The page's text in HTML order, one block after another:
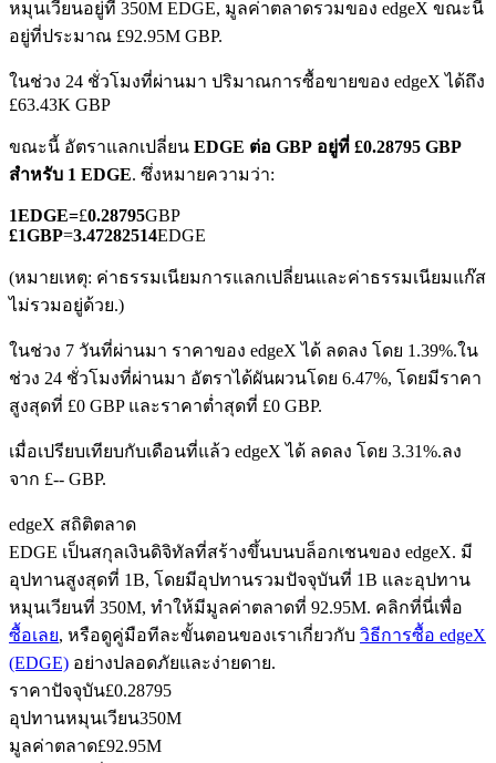
ฟิวเจอร์สสกุลเงินดิจิทัล
TradFi
อนุพันธ์ของหุ้น ฟอเร็กซ์ โลหะมีค่า และสินค้าโภคภัณฑ์
ฟิวเจอร์ส USDC
ฟิวเจอร์สที่ใช้ USDC เป็นหลักประกัน
คัดลอกการซื้อขาย
เข้าร่วมกับเทรดเดอร์ชั้นนำ
หมุนเวียนอยู่ที่ 350M EDGE, มูลค่าตลาดรวมของ edgeX ขณะนี้
อยู่ที่ประมาณ £92.95M GBP.
ในช่วง 24 ชั่วโมงที่ผ่านมา ปริมาณการซื้อขายของ edgeX ได้ถึง
£63.43K GBP
ขณะนี้ อัตราแลกเปลี่ยน EDGE ต่อ GBP อยู่ที่ £0.28795 GBP
สำหรับ 1 EDGE. ซึ่งหมายความว่า:
1EDGE=£0.28795GBP
£1GBP=3.47282514EDGE
(หมายเหตุ: ค่าธรรมเนียมการแลกเปลี่ยนและค่าธรรมเนียมแก๊ส
ไม่รวมอยู่ด้วย.)
ในช่วง 7 วันที่ผ่านมา ราคาของ edgeX ได้ ลดลง โดย 1.39%.ใน
ช่วง 24 ชั่วโมงที่ผ่านมา อัตราได้ผันผวนโดย 6.47%, โดยมีราคา
สูงสุดที่ £0 GBP และราคาต่ำสุดที่ £0 GBP.
เมื่อเปรียบเทียบกับเดือนที่แล้ว edgeX ได้ ลดลง โดย 3.31%.ลง
จาก £-- GBP.
edgeX สถิติตลาด
EDGE เป็นสกุลเงินดิจิทัลที่สร้างขึ้นบนบล็อกเชนของ edgeX. มี
อุปทานสูงสุดที่ 1B, โดยมีอุปทานรวมปัจจุบันที่ 1B และอุปทาน
หมุนเวียนที่ 350M, ทำให้มีมูลค่าตลาดที่ 92.95M. คลิกที่นี่เพื่อ
ซื้อเลย, หรือดูคู่มือทีละขั้นตอนของเราเกี่ยวกับ วิธีการซื้อ edgeX
(EDGE) อย่างปลอดภัยและง่ายดาย.
ราคาปัจจุบัน£0.28795
อุปทานหมุนเวียน350M
มูลค่าตลาด£92.95M